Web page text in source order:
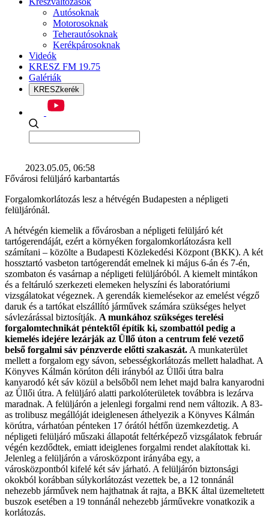
Autósoknak
Motorosoknak
Teherautósoknak
Kerékpárosoknak
Videók
KRESZ FM 19.75
Galériák
KRESZkerék
2023.05.05, 06:58
Fővárosi felüljáró karbantartás
Forgalomkorlátozás lesz a hétvégén Budapesten a népligeti
felüljárónál.
A hétvégén kiemelik a fővárosban a népligeti felüljáró két
tartógerendáját, ezért a környéken forgalomkorlátozásra kell
számítani – közölte a Budapesti Közlekedési Központ (BKK). A két
hossztartó vasbeton tartógerendát emelnek ki május 6-án és 7-én,
szombaton és vasárnap a népligeti felüljáróból. A kiemelt mintákon
és a feltáruló szerkezeti elemeken helyszíni és laboratóriumi
vizsgálatokat végeznek. A gerendák kiemelésekor az emelést végző
daruk és a tartókat elszállító járművek számára szükséges helyet
sávlezárással biztosítják. A munkához szükséges terelési
forgalomtechnikát péntektől építik ki, szombattól pedig a
kiemelés idejére lezárják az Üllő úton a centrum felé vezető
belső forgalmi sáv pénzverde előtti szakaszát. A munkaterület
mellett a forgalom egy sávon, sebességkorlátozás mellett haladhat. A
Könyves Kálmán körúton déli irányból az Üllői útra balra
kanyarodó két sáv közül a belsőből nem lehet majd balra kanyarodni
az Üllői útra. A felüljáró alatti parkolóterületek továbbra is lezárva
maradnak. A felüljárón a jelenlegi forgalmi rend nem változik. A 83-
as trolibusz megállóját ideiglenesen áthelyezik a Könyves Kálmán
körútra, várhatóan pénteken 17 órától hétfőn üzemkezdetig. A
népligeti felüljáró műszaki állapotát feltérképező vizsgálatok február
végén kezdődtek, emiatt ideiglenes forgalmi rendet alakítottak ki.
Jelenleg a felüljárón a városközpont irányába egy, a
városközpontból kifelé két sáv járható. A felüljárón biztonsági
okokból korábban súlykorlátozást vezettek be, a 12 tonnánál
nehezebb járművek nem hajthatnak át rajta, a BKK által üzemeltetett
buszok esetében a 19 tonnánál nehezebb járművekre vonatkozik a
korlátozás.